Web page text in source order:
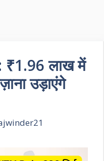
लाख में
उड़ाएंगे